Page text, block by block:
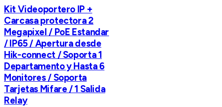
Kit Videoportero IP +
Carcasa protectora 2
Megapixel / PoE Estandar
/ IP65 / Apertura desde
Hik-connect / Soporta 1
Departamento y Hasta 6
Monitores / Soporta
Tarjetas Mifare / 1 Salida
Relay